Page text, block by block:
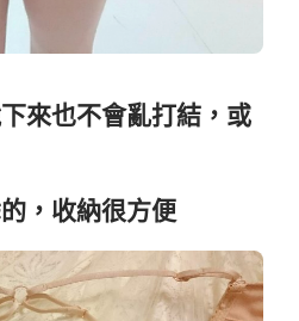
來也不會亂打結，或
，收納很方便